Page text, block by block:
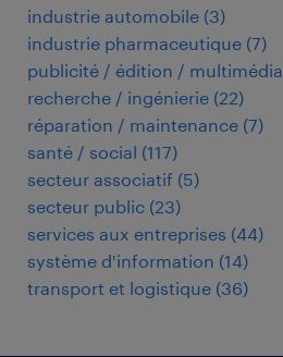
industrie automobile (3)
industrie pharmaceutique (7)
publicité / édition / multimédia
recherche / ingénierie (22)
réparation / maintenance (7)
santé / social (117)
secteur associatif (5)
secteur public (23)
services aux entreprises (44)
système d'information (14)
transport et logistique (36)